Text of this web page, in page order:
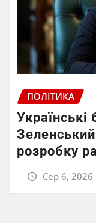
ПОЛІТИКА
Українські
розробку
Сер 6, 2026